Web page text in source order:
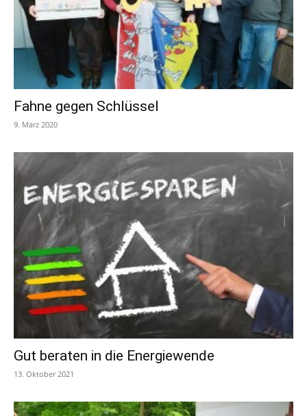
Fahne gegen Schlüssel
9. März 2020
Gut beraten in die Energiewende
13. Oktober 2021